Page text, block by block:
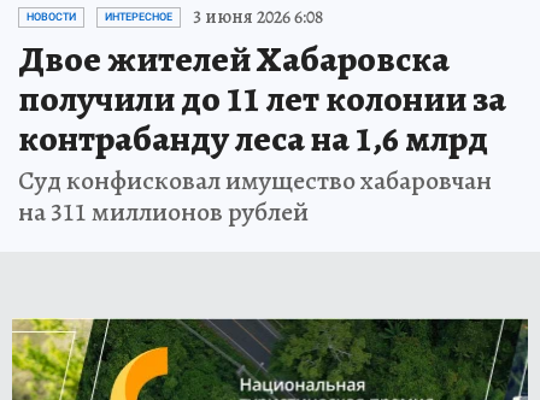
НОВОСТИ ИНТЕРЕСНОЕ 3 июня 2026 6:08
Двое жителей Хабаровска
получили до 11 лет колонии за
контрабанду леса на 1,6 млрд
Суд конфисковал имущество хабаровчан
на 311 миллионов рублей